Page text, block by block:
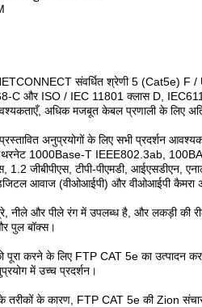
संवर्धित श्रेणी 5 (Cat5e)
C और ISO / IEC 11801 क्लास D,
अधिक मजबूत केबल प्रणाली के लिए
अनुप्रयोगों के लिए सभी प्रदर्शन
1000Base-T IEEE802.3ab,
1.2 जीबीपीएस, टीपी-पीएमडी, आईएसडीएन,
आवाज (वीओआईपी) और वीओआईपी कैमरा
नीले और पीले रंग में उपलब्ध है, और लकड़ी की
पुल बॉक्स।
पूरा करने के लिए FTP CAT 5e का उत्पादन
में उच्च प्रदर्शन।
तरीकों के कारण, FTP CAT 5e की Zion